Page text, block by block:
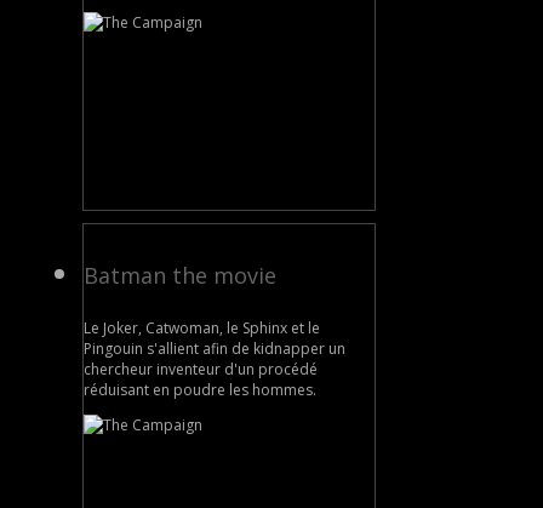
Batman the movie
Le Joker, Catwoman, le Sphinx et le
Pingouin s'allient afin de kidnapper un
chercheur inventeur d'un procédé
réduisant en poudre les hommes.